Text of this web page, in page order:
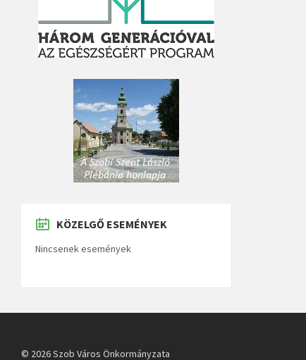
KÖZELGŐ ESEMÉNYEK
Nincsenek események
© 2026 Szob Város Önkormányzata